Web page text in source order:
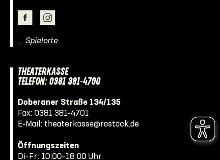
… Spielorte
THEATERKASSE
TELEFON: 0381 381-4700
Doberaner Straße 134/135
Fax: 0381 381-4701
E-Mail: theaterkasse@rostock.de
Öffnungszeiten
Di–Fr: 10:00–18:00 Uhr